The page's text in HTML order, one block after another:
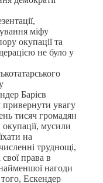
міфу
окупації та
не було у
Барієв
привернути увагу
тисяч громадян
мусили
на
труднощі,
права в
нагоди
Ескендер